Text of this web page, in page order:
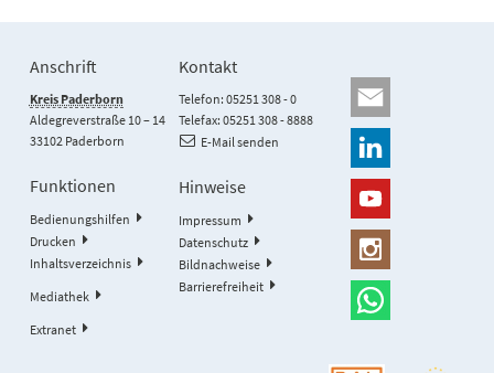
Anschrift
Kreis Paderborn
Aldegreverstraße 10 – 14
33102 Paderborn
Kontakt
Telefon: 05251 308 - 0
Telefax: 05251 308 - 8888
E-Mail senden
Funktionen
Bedienungshilfen
Drucken
Inhaltsverzeichnis
Mediathek
Extranet
Hinweise
Impressum
Datenschutz
Bildnachweise
Barrierefreiheit